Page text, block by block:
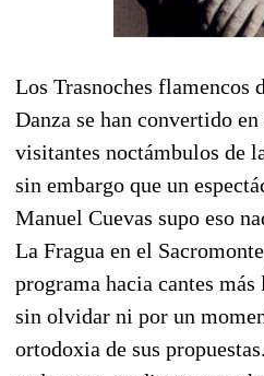
Los Trasnoches flamencos
Danza se han convertido en
visitantes noctámbulos de
sin embargo que un
Manuel Cuevas supo eso
La Fragua en el
programa hacia cantes
sin olvidar ni por un
ortodoxia de sus